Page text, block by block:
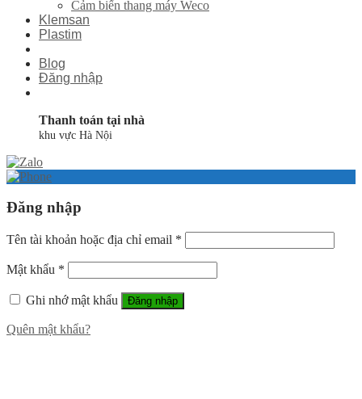
Cảm biến thang máy Weco
Klemsan
Plastim
Blog
Đăng nhập
Thanh toán tại nhà
khu vực Hà Nội
Đăng nhập
Tên tài khoản hoặc địa chỉ email *
Mật khẩu *
Ghi nhớ mật khẩu Đăng nhập
Quên mật khẩu?